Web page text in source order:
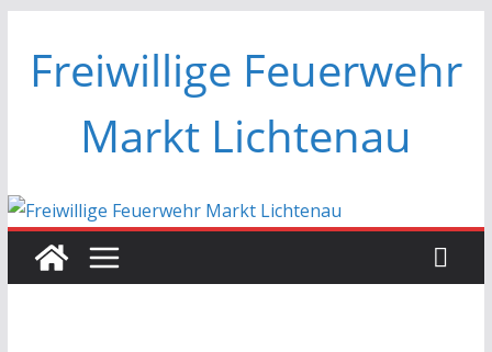
Inhalt
springen
Freiwillige Feuerwehr
Markt Lichtenau